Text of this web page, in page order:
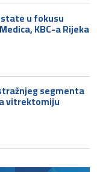
u fokusu
KBC-a Rijeka
segmenta
vitrektomiju